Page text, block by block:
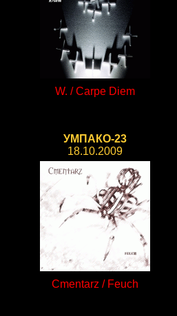
W. / Carpe Diem
УМПАКО-23
18.10.2009
Cmentarz / Feuch